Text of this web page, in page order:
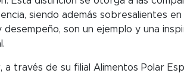
siendo además sobresalientes
son un ejemplo y una
través de su filial Alimentos Polar